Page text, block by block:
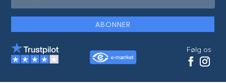
ABONNER
Følg os